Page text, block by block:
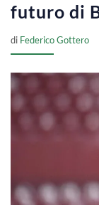
futuro di
di Federico Gottero